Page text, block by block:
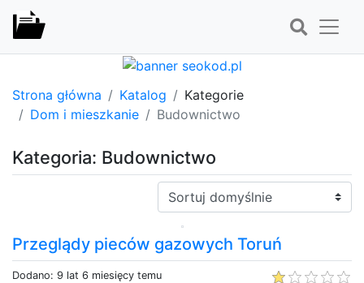
Strona główna Katalog
Kategorie
Dom i mieszkanie
Budownictwo
Kategoria: Budownictwo
Sortuj:
Przeglądy pieców gazowych Toruń
Dodano: 9 lat 6 miesięcy temu